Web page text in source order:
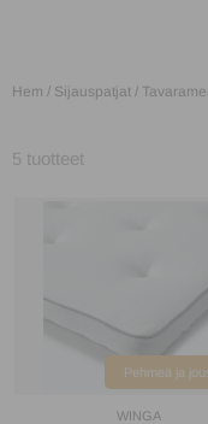
Hem / Sijauspatjat /
5 tuotteet
Pehmeä ja
WINGA